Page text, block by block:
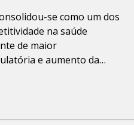
se como um dos
na saúde
de maior
e aumento da
o Net Promoter Score